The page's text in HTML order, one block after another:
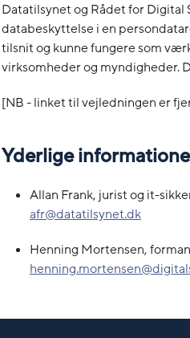
Datatilsynet og Rådet for
databeskyttelse i en
tilsnit og kunne fungere som
virksomheder og myndigheder.
[NB - linket til vejledningen er
Yderlige
Allan Frank, jurist og it-
afr@datatilsynet.dk
Henning Mortensen,